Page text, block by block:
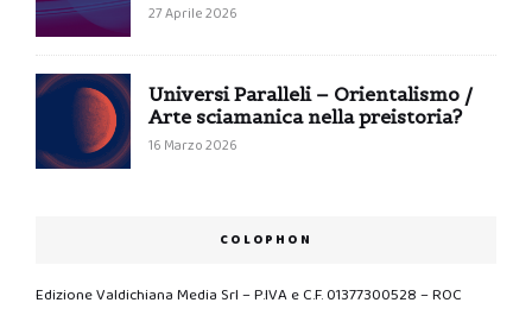
27 Aprile 2026
Universi Paralleli – Orientalismo /
Arte sciamanica nella preistoria?
16 Marzo 2026
COLOPHON
Edizione Valdichiana Media Srl – P.IVA e C.F. 01377300528 – ROC